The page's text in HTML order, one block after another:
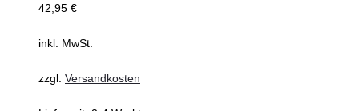
42,95 €
inkl. MwSt.
zzgl. Versandkosten